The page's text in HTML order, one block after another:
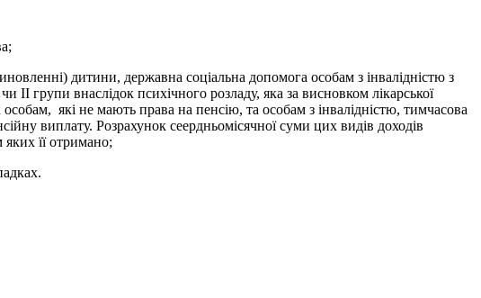
дитини, державна соціальна допомога особам з інвалідністю з
II групи внаслідок психічного розладу, яка за висновком лікарської
які не мають права на пенсію, та особам з інвалідністю, тимчасова
виплату. Розрахунок сеердньомісячної суми цих видів доходів
яких її отримано;